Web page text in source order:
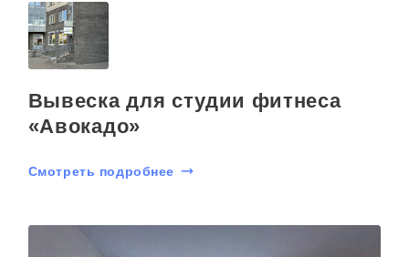
Вывеска для студии фитнеса
«Авокадо»
Смотреть подробнее